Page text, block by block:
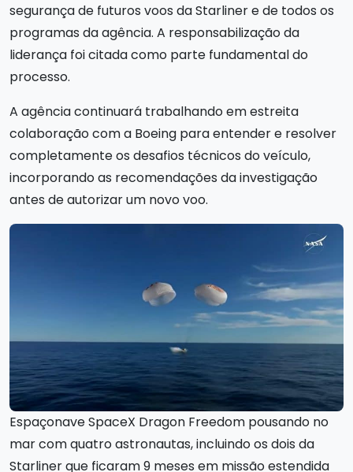
segurança de futuros voos da Starliner e de todos os
programas da agência. A responsabilização da
liderança foi citada como parte fundamental do
processo.
A agência continuará trabalhando em estreita
colaboração com a Boeing para entender e resolver
completamente os desafios técnicos do veículo,
incorporando as recomendações da investigação
antes de autorizar um novo voo.
Espaçonave SpaceX Dragon Freedom pousando no
mar com quatro astronautas, incluindo os dois da
Starliner que ficaram 9 meses em missão estendida